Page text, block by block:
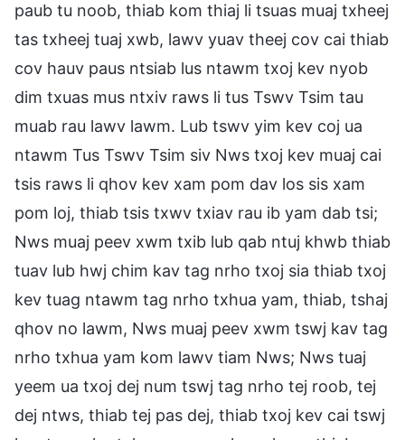
paub tu noob, thiab kom thiaj li tsuas muaj txheej
tas txheej tuaj xwb, lawv yuav theej cov cai thiab
cov hauv paus ntsiab lus ntawm txoj kev nyob
dim txuas mus ntxiv raws li tus Tswv Tsim tau
muab rau lawv lawm. Lub tswv yim kev coj ua
ntawm Tus Tswv Tsim siv Nws txoj kev muaj cai
tsis raws li qhov kev xam pom dav los sis xam
pom loj, thiab tsis txwv txiav rau ib yam dab tsi;
Nws muaj peev xwm txib lub qab ntuj khwb thiab
tuav lub hwj chim kav tag nrho txoj sia thiab txoj
kev tuag ntawm tag nrho txhua yam, thiab, tshaj
qhov no lawm, Nws muaj peev xwm tswj kav tag
nrho txhua yam kom lawv tiam Nws; Nws tuaj
yeem ua txoj dej num tswj tag nrho tej roob, tej
dej ntws, thiab tej pas dej, thiab txoj kev cai tswj